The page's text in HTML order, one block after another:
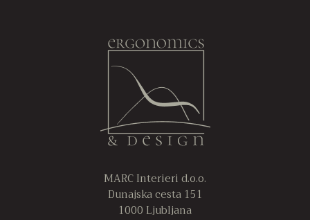
MARC Interieri d.o.o.
Dunajska cesta 151
1000 Ljubljana